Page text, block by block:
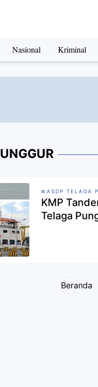
Nasional Kriminal
ASDP TELAGA
KMP
Telaga
Beranda